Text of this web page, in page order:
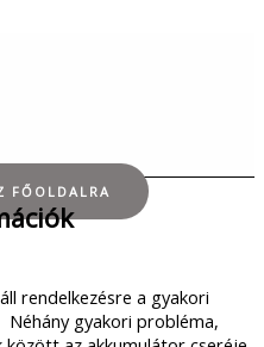
FŐOLDALRA
rendelkezésre a gyakori
gyakori probléma,